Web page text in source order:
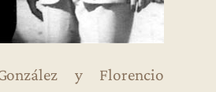
y Florencio